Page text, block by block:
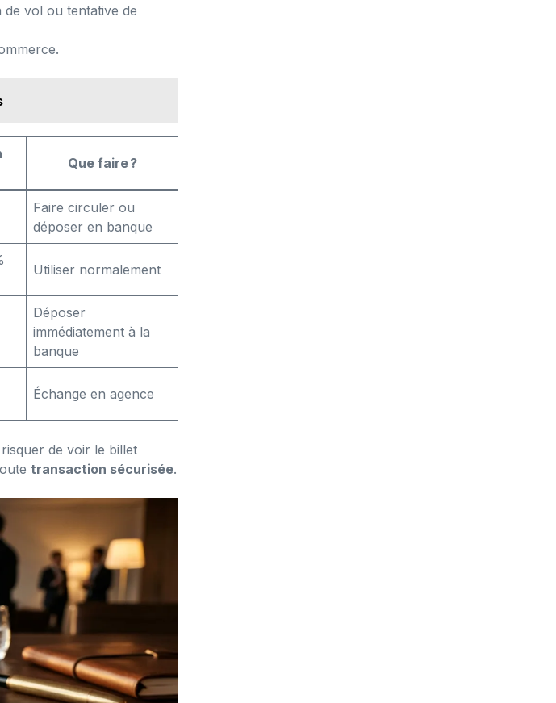
vol ou tentative de
Que faire ?
Faire circuler ou
déposer en banque
Utiliser normalement
Déposer
immédiatement à la
banque
Échange en agence
de voir le billet
transaction sécurisée.